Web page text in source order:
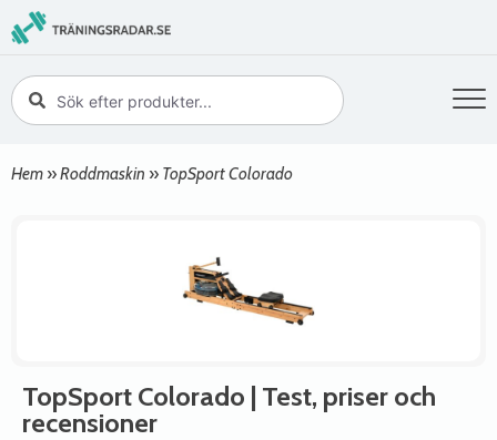
Hem »Roddmaskin » TopSport Colorado
TopSport Colorado | Test, priser och
recensioner